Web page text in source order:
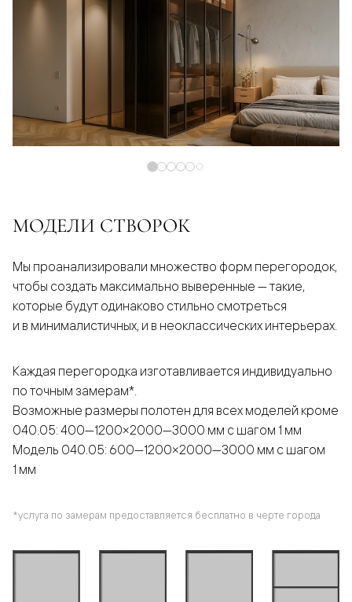
МОДЕЛИ СТВОРОК
Мы проанализировали множество форм перегородок,
чтобы создать максимально выверенные — такие,
которые будут одинаково стильно смотреться
и в минималистичных, и в неоклассических интерьерах.
Каждая перегородка изготавливается индивидуально
по точным замерам*.
Возможные размеры полотен для всех моделей кроме
040.05: 400—1200×2000—3000 мм с шагом 1 мм
Модель 040.05: 600—1200×2000—3000 мм с шагом
1 мм
*услуга по замерам предоставляется бесплатно в черте города